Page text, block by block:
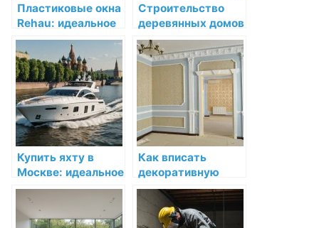
Пластиковые окна
Rehau: идеальное
решение для
вашего дома
Строительство
деревянных домов
и бань под ключ в
Ярославле
Купить яхту в
Москве: идеальное
решение для
любителей водных
приключений
Как вписать
декоративную
лепнину в
интерьер частного
дома